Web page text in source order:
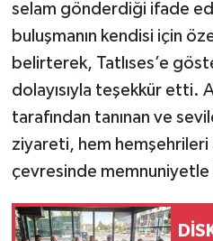
selam gönderdiği ifade
buluşmanın kendisi için
belirterek, Tatlıses’e
dolayısıyla teşekkür etti.
tarafından tanınan ve
ziyareti, hem hemşehrileri
çevresinde memnuniyetle